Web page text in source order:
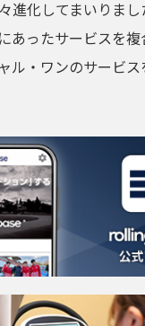
進化してまいりま
あったサービスを
ル・ワンのサービ